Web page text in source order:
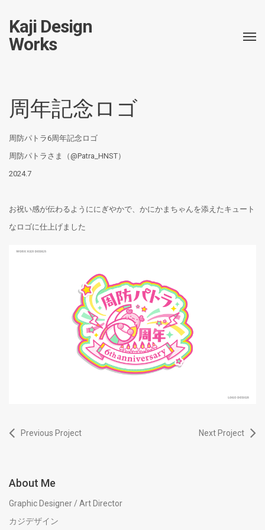
Kaji Design
Works
周年記念ロゴ
周防パトラ6周年記念ロゴ
周防パトラさま（@Patra_HNST）
2024.7
お祝い感が伝わるようににぎやかで、かにかまちゃんを添えたキュート
なロゴに仕上げました
Previous Project Next Project
About Me
Graphic Designer / Art Director
カジデザイン